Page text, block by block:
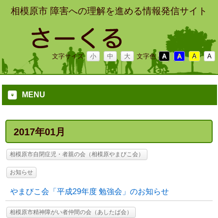
相模原市 障害への理解を進める情報発信サイト
文字サイズ 小 中 大 文字色 A A A A
MENU
2017年01月
相模原市自閉症児・者親の会（相模原やまびこ会）
お知らせ
やまびこ会「平成29年度 勉強会」のお知らせ
相模原市精神障がい者仲間の会（あしたば会）